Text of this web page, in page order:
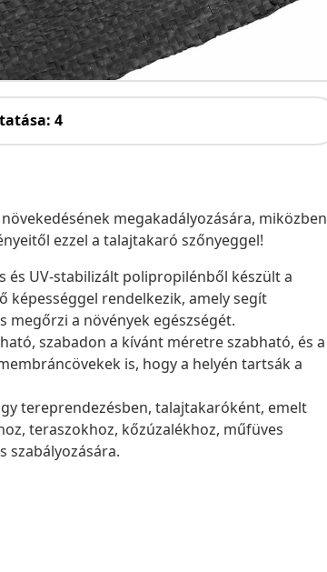
4
megakadályozására, miközben
ezzel a talajtakaró szőnyeggel!
és UV-stabilizált polipropilénből készült a
képességgel rendelkezik, amely segít
megőrzi a növények egészségét.
szabadon a kívánt méretre szabható, és a
is, hogy a helyén tartsák a
tereprendezésben, talajtakaróként, emelt
teraszokhoz, kőzúzalékhoz, műfüves
szabályozására.